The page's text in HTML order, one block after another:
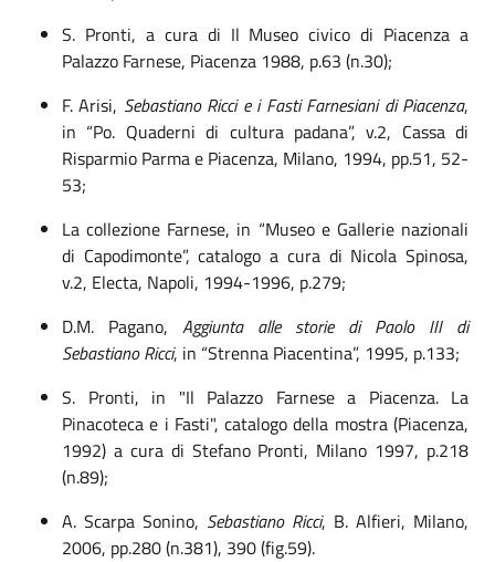
S. Pronti, a cura di Il Museo civico di Piacenza a
Palazzo Farnese, Piacenza 1988, p.63 (n.30);
F.Arisi, Sebastiano Ricci e i Fasti Farnesiani di Piacenza,
in “Po. Quaderni di cultura padana”, v.2, Cassa di
Risparmio Parma e Piacenza, Milano, 1994, pp.51, 52-
53;
La collezione Farnese, in “Museo e Gallerie nazionali
di Capodimonte”, catalogo a cura di Nicola Spinosa,
v.2, Electa, Napoli, 1994-1996, p.279;
D.M. Pagano, Aggiunta alle storie di Paolo III di
Sebastiano Ricci, in “Strenna Piacentina”, 1995, p.133;
S. Pronti, in "Il Palazzo Farnese a Piacenza. La
Pinacoteca e i Fasti", catalogo della mostra (Piacenza,
1992) a cura di Stefano Pronti, Milano 1997, p.218
(n.89);
A. Scarpa Sonino, Sebastiano Ricci, B. Alfieri, Milano,
2006, pp.280(n.381), 390(fig.59).